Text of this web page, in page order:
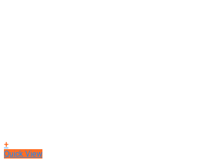
+
Quick View